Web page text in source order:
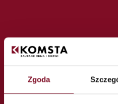
Zgoda